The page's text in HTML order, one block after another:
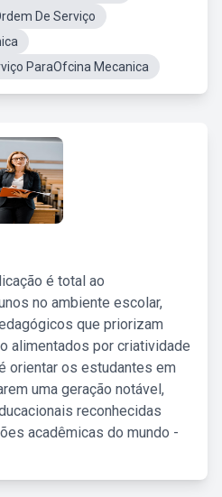
De Serviço
ParaOfcina Mecanica
é total ao
no ambiente escolar,
que priorizam
alimentados por criatividade
orientar os estudantes em
uma geração notável,
reconhecidas
acadêmicas do mundo -